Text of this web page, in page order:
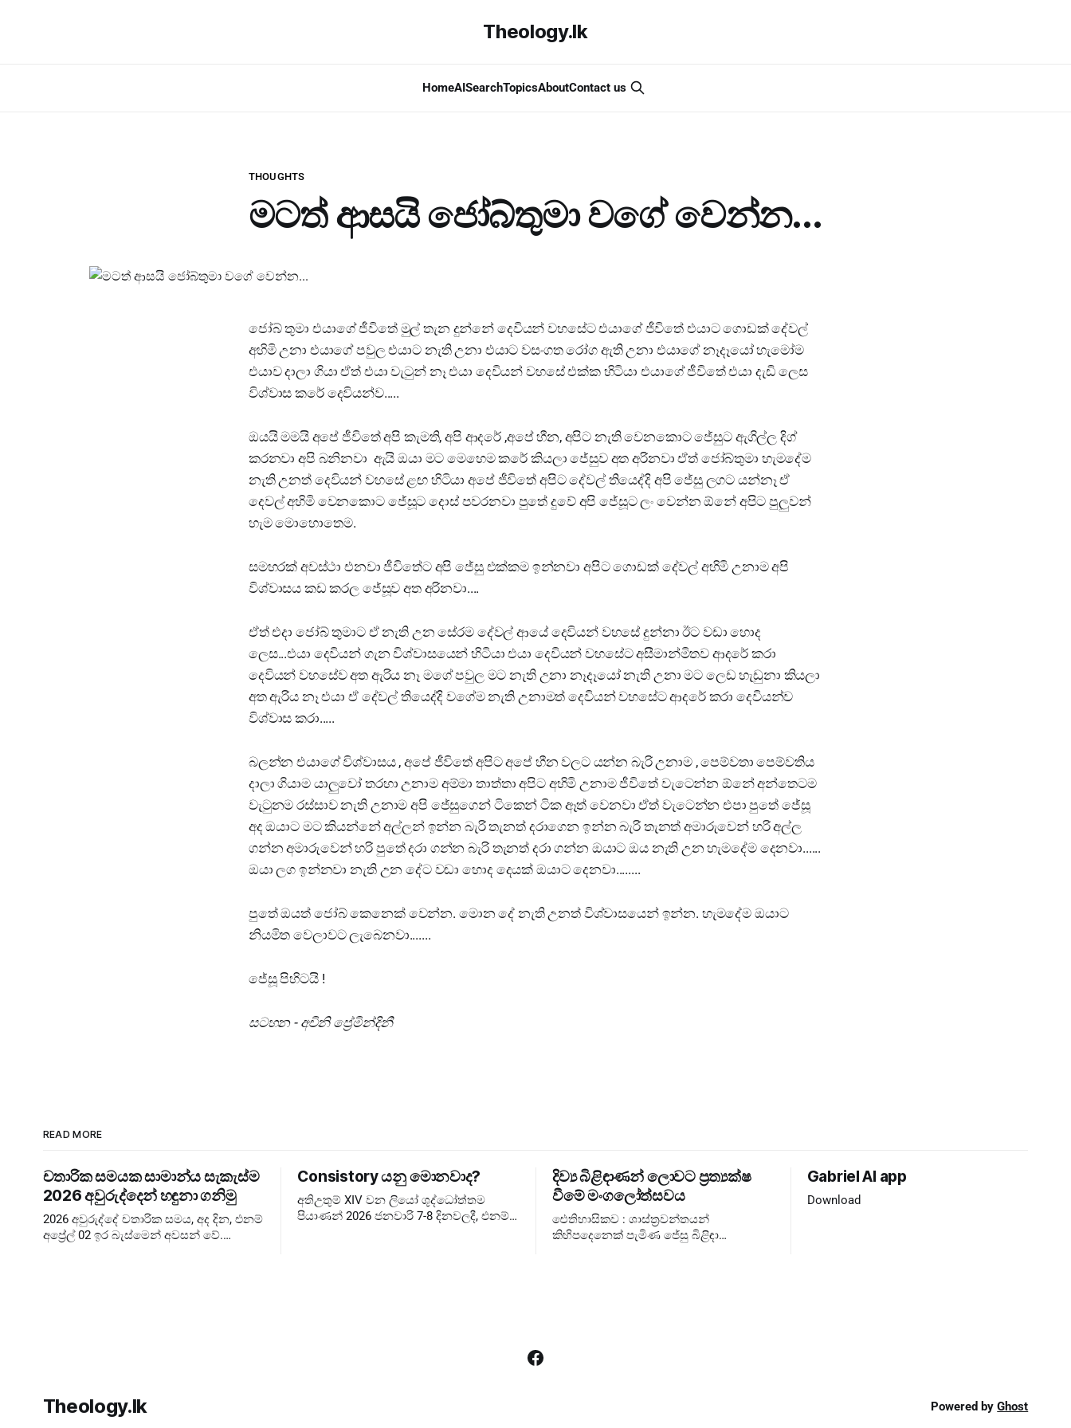
Theology.lk
HomeAISearchTopicsAboutContact us
THOUGHTS
මටත් ආසයි ජෝබ්තුමා වගේ වෙන්න...
ජෝබ් තුමා එයාගේ ජීවිතේ මුල් තැන දුන්නේ දෙවියන් වහසේට එයාගේ ජීවිතේ එයාට ගොඩක් දේවල්
අහිමි උනා එයාගේ පවුල එයාට නැති උනා එයාට වසංගත රෝග ඇති උනා එයාගේ නෑදෑයෝ හැමෝම
එයාව දාලා ගියා ඒත් එයා වැටුන් නෑ එයා දෙවියන් වහසේ එක්ක හිටියා එයාගේ ජීවිතේ එයා දැඩි ලෙස
විශ්වාස කරේ දෙවියන්ව.....
ඔයයි මමයි අපේ ජීවිතේ අපි කැමති, අපි ආදරේ ,අපේ හීන, අපිට නැති වෙනකොට ජේසුට ඇගිල්ල දිග්
කරනවා අපි බනිනවා ඇයි ඔයා මට මෙහෙම කරේ කියලා ජේසුව අත අරිනවා ඒත් ජෝබ්තුමා හැමදේම
නැති උනත් දෙවියන් වහසේ ළඟ හිටියා අපේ ජීවිතේ අපිට දේවල් තියෙද්දි අපි ජේසු ලගට යන්නෑ ඒ
දෙවල් අහිමි වෙනකොට ජේසූට දොස් පවරනවා පුතේ දුවේ අපි ජේසූට ලං වෙන්න ඕනේ අපිට පුලුවන්
හැම මොහොතෙම.
සමහරක් අවස්ථා එනවා ජීවිතේට අපි ජේසු එක්කම ඉන්නවා අපිට ගොඩක් දේවල් අහිමි උනාම අපි
විශ්වාසය කඩ කරල ජේසූව අත අරිනවා....
ඒත් එදා ජෝබ් තුමාට ඒ නැති උන සේරම දේවල් ආයේ දෙවියන් වහසේ දුන්නා ඊට වඩා හොද
ලෙස...එයා දෙවියන් ගැන විශ්වාසයෙන් හිටියා එයා දෙවියන් වහසේට අසීමාන්මිතව ආදරේ කරා
දෙවියන් වහසේව අත ඇරිය නෑ මගේ පවුල මට නැති උනා නෑදෑයෝ නැති උනා මට ලෙඩ හැඩුනා කියලා
අත ඇරිය නෑ එයා ඒ දේවල් තියෙද්දි වගේම නැති උනාමත් දෙවියන් වහසේට ආදරේ කරා දෙවියන්ව
විශ්වාස කරා.....
බලන්න එයාගේ විශ්වාසය , අපේ ජීවිතේ අපිට අපේ හීන වලට යන්න බැරි උනාම , පෙම්වතා පෙම්වතිය
දාලා ගියාම යාලුවෝ තරහා උනාම අම්මා තාත්තා අපිට අහිමි උනාම ජීවිතේ වැටෙන්න ඕනේ අන්තෙටම
වැටුනම රස්සාව නැති උනාම අපි ජේසුගෙන් ටිකෙන් ටික ඈත් වෙනවා ඒත් වැටෙන්න එපා පුතේ ජේසූ
අද ඔයාට මට කියන්නේ අල්ලන් ඉන්න බැරි තැනත් දරාගෙන ඉන්න බැරි තැනත් අමාරුවෙන් හරි අල්ල
ගන්න අමාරුවෙන් හරි පුතේ දරා ගන්න බැරි තැනත් දරා ගන්න ඔයාට ඔය නැති උන හැමදේම දෙනවා......
ඔයා ලග ඉන්නවා නැති උන දේට වඩා හොද දෙයක් ඔයාට දෙනවා........
පුතේ ඔයත් ජෝබ් කෙනෙක් වෙන්න. මොන දේ නැති උනත් විශ්වාසයෙන් ඉන්න. හැමදේම ඔයාට
නියමිත වෙලාවට ලැබෙනවා.......
ජේසූ පිහිටයි !
සටහන - අචිනි ප්‍රේමින්දිනී
READ MORE
චතාරික සමයක සාමාන්ය සැකැස්ම
2026 අවුරුද්දෙන් හඳුනා ගනිමු
2026 අවුරුද්දේ චතාරික සමය, අද දින, එනම්
අප්‍රේල් 02 ඉර බැස්මෙන් අවසන් වේ.
Consistory යනු මොනවාද?
අතිඋතුම් XIV වන ලියෝ ශුද්ධෝත්තම
පියාණන් 2026 ජනවාරි 7-8 දිනවලදී, එනම්
දිව්‍ය බිළිඳාණන් ලොවට ප්‍රත්‍යක්ෂ
වීමේ මංගලෝත්සවය
ඓතිහාසිකව : ශාස්ත්‍රවන්තයන්
කිහිපදෙනෙක් පැමිණ ජේසු බිළිඳා
Gabriel AI app
Download
Theology.lk Powered byGhost